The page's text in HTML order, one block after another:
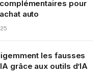
pour
auto
les fausses
grâce aux outils d’IA